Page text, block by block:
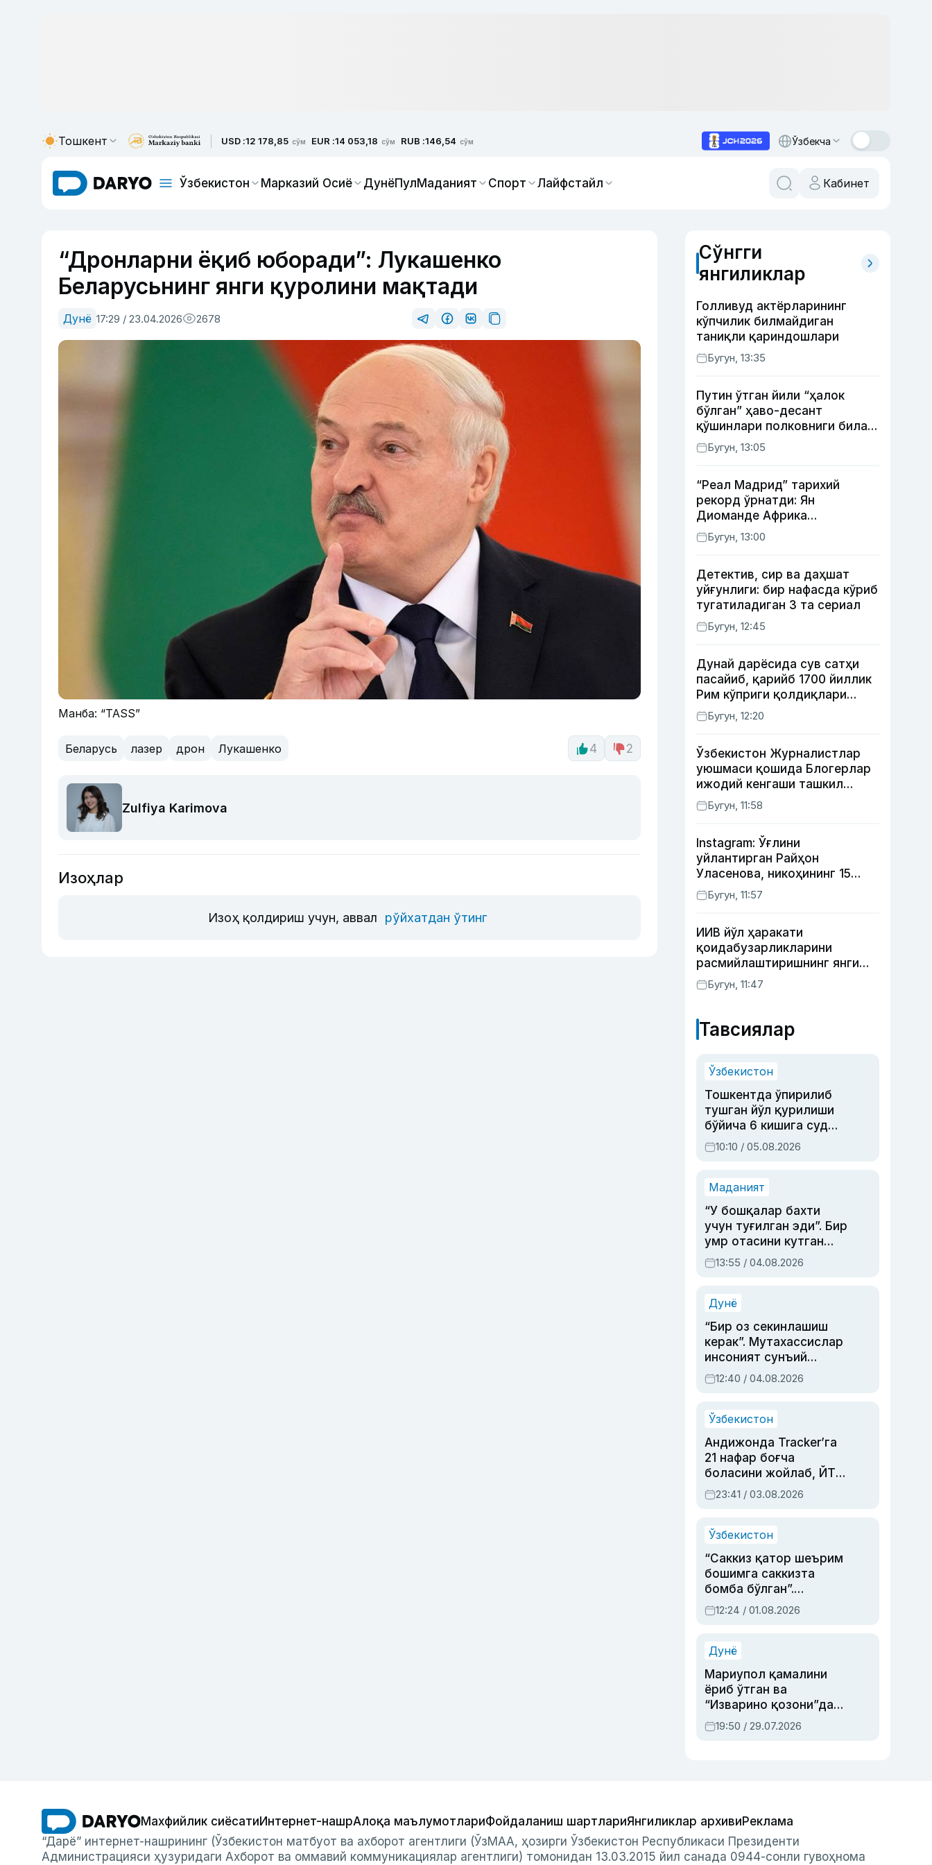
Тошкент USD :12 178,85 сўм EUR :14 053,18 сўм RUB :146,54 сўм Ўзбекча
Ўзбекистон Марказий Осиё ДунёПулМаданият Спорт Лайфстайл Кабинет
“Дронларни ёқиб юборади”: Лукашенко
Беларусьнинг янги қуролини мақтади
Дунё 17:29 / 23.04.2026 2678
Манба: “TASS”
Беларусь лазер дрон Лукашенко 4 2
Zulfiya Karimova
Изоҳлар
Изоҳ қолдириш учун, аввал рўйхатдан ўтинг
Сўнгги
янгиликлар
Голливуд актёрларининг
кўпчилик билмайдиган
таниқли қариндошлари
Бугун, 13:35
Путин ўтган йили “ҳалок
бўлган” ҳаво-десант
қўшинлари полковниги билан
телефон орқали
суҳбатлашди
Бугун, 13:05
“Реал Мадрид” тарихий
рекорд ўрнатди: Ян
Диоманде Африка
футболидаги энг қиммат
трансферга айланди
Бугун, 13:00
Детектив, сир ва даҳшат
уйғунлиги: бир нафасда кўриб
тугатиладиган 3 та сериал
Бугун, 12:45
Дунай дарёсида сув сатҳи
пасайиб, қарийб 1700 йиллик
Рим кўприги қолдиқлари
кўринди
Бугун, 12:20
Ўзбекистон Журналистлар
уюшмаси қошида Блогерлар
ижодий кенгаши ташкил
этилди
Бугун, 11:58
Instagram: Ўғлини
уйлантирган Райҳон
Уласенова, никоҳининг 15
йиллигини нишонлаган турк
актёрлари ва Камелот
Раҳимова
Бугун, 11:57
ИИВ йўл ҳаракати
қоидабузарликларини
расмийлаштиришнинг янги
тартибини таклиф қилди
Бугун, 11:47
Тавсиялар
Ўзбекистон
Тошкентда ўпирилиб
тушган йўл қурилиши
бўйича 6 кишига суд
ҳукми ўқилди
10:10 / 05.08.2026
Маданият
“У бошқалар бахти
учун туғилган эди”. Бир
умр отасини кутган
актриса ва дубльяж
устаси Римма
синовларга тўла ҳаёти
13:55 / 04.08.2026
Дунё
“Бир оз секинлашиш
керак”. Мутахассислар
инсоният сунъий
интеллектни бошқара
олмай қолишидан
12:40 / 04.08.2026
Ўзбекистон
Андижонда Tracker’га
21 нафар боғча
боласини жойлаб, ЙТҲ
содир этган аёлга суд
ҳукми ўқилди
23:41 / 03.08.2026
Ўзбекистон
“Саккиз қатор шеърим
бошимга саккизта
бомба бўлган”.
Абдулла Ориповни
сиёсий айбловлардан
12:24 / 01.08.2026
Дунё
Мариупол қамалини
ёриб ўтган ва
“Изварино қозони”дан
чиққан қаҳрамон —
Украина армияси бош
19:50 / 29.07.2026
Махфийлик сиёсатиИнтернет-нашрАлоқа маълумотлариФойдаланиш шартлариЯнгиликлар архивиРеклама
“Дарё” интернет-нашрининг (Ўзбекистон матбуот ва ахборот агентлиги (ЎзМАА, ҳозирги Ўзбекистон Республикаси Президенти
Администрацияси ҳузуридаги Ахборот ва оммавий коммуникациялар агентлиги) томонидан 13.03.2015 йил санада 0944-сонли гувоҳнома